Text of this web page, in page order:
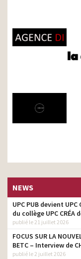
NEWS
UPC PUB devient
du collège UPC CRÉA
publié le 21 juillet 2026
FOCUS SUR LA
BETC – Interview de
publié le 2 juillet 2026